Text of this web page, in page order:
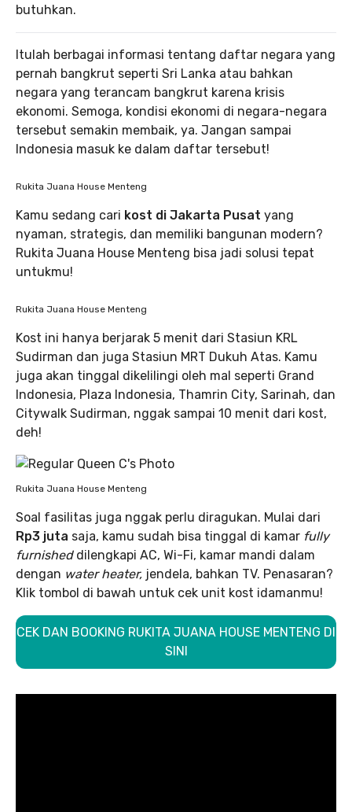
butuhkan.
Itulah berbagai informasi tentang daftar negara yang
pernah bangkrut seperti Sri Lanka atau bahkan
negara yang terancam bangkrut karena krisis
ekonomi. Semoga, kondisi ekonomi di negara-negara
tersebut semakin membaik, ya. Jangan sampai
Indonesia masuk ke dalam daftar tersebut!
Rukita Juana House Menteng
Kamu sedang cari kost di Jakarta Pusat yang
nyaman, strategis, dan memiliki bangunan modern?
Rukita Juana House Menteng bisa jadi solusi tepat
untukmu!
Rukita Juana House Menteng
Kost ini hanya berjarak 5 menit dari Stasiun KRL
Sudirman dan juga Stasiun MRT Dukuh Atas. Kamu
juga akan tinggal dikelilingi oleh mal seperti Grand
Indonesia, Plaza Indonesia, Thamrin City, Sarinah, dan
Citywalk Sudirman, nggak sampai 10 menit dari kost,
deh!
Rukita Juana House Menteng
Soal fasilitas juga nggak perlu diragukan. Mulai dari
Rp3 juta saja, kamu sudah bisa tinggal di kamar fully
furnished dilengkapi AC, Wi-Fi, kamar mandi dalam
dengan water heater, jendela, bahkan TV. Penasaran?
Klik tombol di bawah untuk cek unit kost idamanmu!
CEK DAN BOOKING RUKITA JUANA HOUSE MENTENG DI
SINI